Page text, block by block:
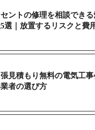
ントの修理を相談でき
選｜放置するリスクと費
見積もり無料の電気工事
者の選び方